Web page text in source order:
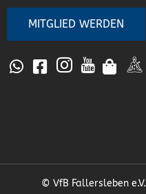
MITGLIED WERDEN
© VfB Fallersleben e.V.